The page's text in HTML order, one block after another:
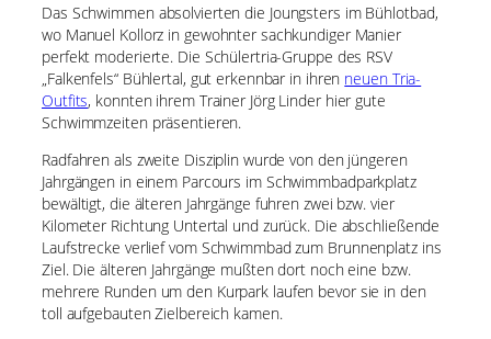
Das Schwimmen absolvierten die Joungsters im Bühlotbad,
wo Manuel Kollorz in gewohnter sachkundiger Manier
perfekt moderierte. Die Schülertria-Gruppe des RSV
„Falkenfels“ Bühlertal, gut erkennbar in ihren neuen Tria-
Outfits, konnten ihrem Trainer Jörg Linder hier gute
Schwimmzeiten präsentieren.
Radfahren als zweite Disziplin wurde von den jüngeren
Jahrgängen in einem Parcours im Schwimmbadparkplatz
bewältigt, die älteren Jahrgänge fuhren zwei bzw. vier
Kilometer Richtung Untertal und zurück. Die abschließende
Laufstrecke verlief vom Schwimmbad zum Brunnenplatz ins
Ziel. Die älteren Jahrgänge mußten dort noch eine bzw.
mehrere Runden um den Kurpark laufen bevor sie in den
toll aufgebauten Zielbereich kamen.